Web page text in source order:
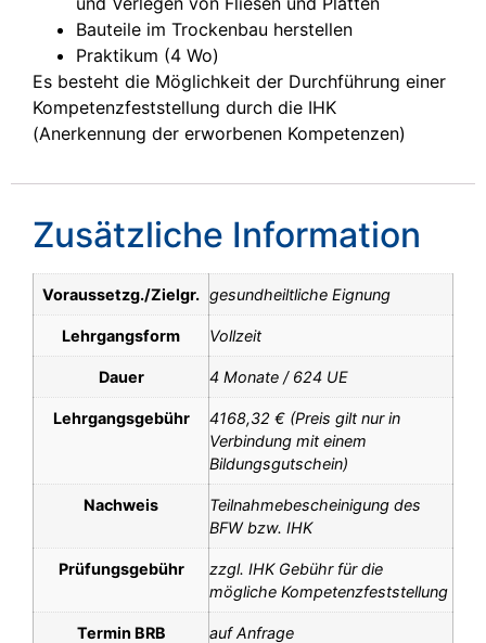
Bauteile im Trockenbau herstellen
Praktikum (4 Wo)
Es besteht die Möglichkeit der Durchführung einer
Kompetenzfeststellung durch die IHK
(Anerkennung der erworbenen Kompetenzen)
Zusätzliche Information
Voraussetzg./Zielgr. gesundheiltliche Eignung
Lehrgangsform Vollzeit
Dauer 4 Monate / 624 UE
Lehrgangsgebühr
4168,32 € (Preis gilt nur in
Verbindung mit einem
Bildungsgutschein)
Nachweis
Teilnahmebescheinigung des
BFW bzw. IHK
Prüfungsgebühr
zzgl. IHK Gebühr für die
mögliche Kompetenzfeststellung
Termin BRB auf Anfrage